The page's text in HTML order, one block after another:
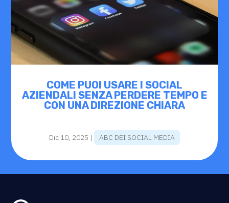
COME PUOI USARE I SOCIAL
AZIENDALI SENZA PERDERE TEMPO E
CON UNA DIREZIONE CHIARA
Dic 10, 2025 | ABC DEI SOCIAL MEDIA